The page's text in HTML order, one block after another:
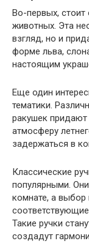
Во-первых, стоит
животных. Эта
взгляд, но и
форме льва,
настоящим
Еще один
тематики.
ракушек придают
атмосферу
задержаться в
Классические
популярными.
комнате, а выбор
Такие ручки
создадут